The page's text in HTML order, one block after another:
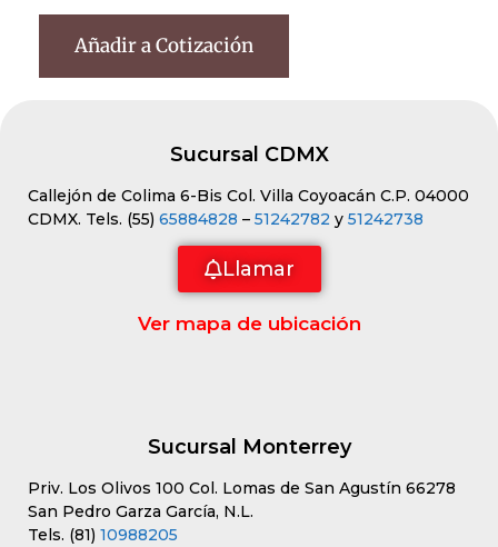
Añadir a Cotización
Sucursal CDMX
Callejón de Colima 6-Bis Col. Villa Coyoacán C.P. 04000
CDMX. Tels. (55) 65884828 – 51242782 y 51242738
Llamar
Ver mapa de ubicación
Sucursal Monterrey
Priv. Los Olivos 100 Col. Lomas de San Agustín 66278
San Pedro Garza García, N.L.
Tels. (81) 10988205